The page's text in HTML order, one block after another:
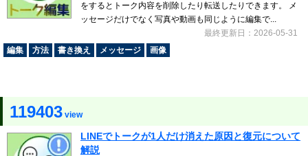
をするとトーク内容を削除したり転送したりできます。 メ
ッセージだけでなく写真や動画も同じように編集で...
最終更新日：2026-05-31
編集
方法 書き換え メッセージ 画像
119403 view
LINEでトークが1人だけ消えた原因と復元について
解説